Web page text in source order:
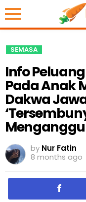
SEMASA
Info
Pada Anak
Dakwa
by Nur Fatin
8 months ago